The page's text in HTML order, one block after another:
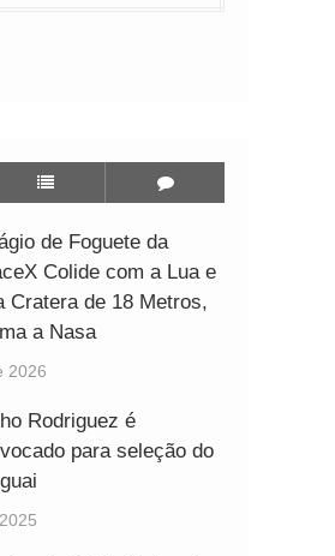
de Foguete da
Colide com a Lua e
Cratera de 18 Metros,
a Nasa
2026
Rodriguez é
para seleção do